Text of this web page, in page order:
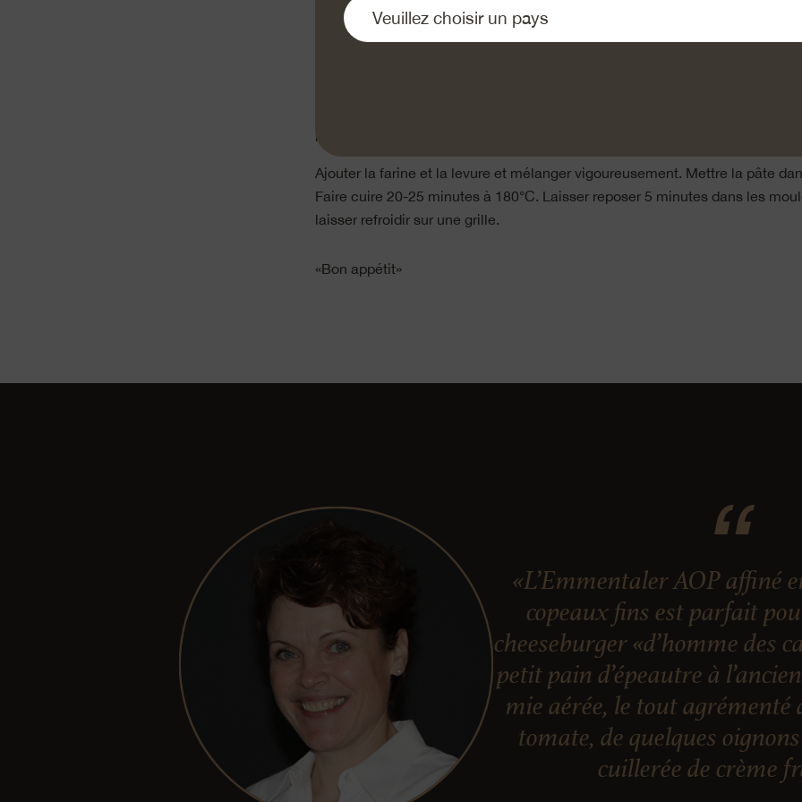
Beurrer généreusement la plaque à muffins ou la garnir de moules en papier.
les herbes et le fromage.
Ajouter la farine et la levure et mélanger vigoureusement. Mettre la pâte
Faire cuire 20-25 minutes à 180°C. Laisser reposer 5 minutes dans les
laisser refroidir sur une grille.
«Bon appétit»
«L’Emmentaler AOP affiné
copeaux fins est parfait
cheeseburger «d’homme des
petit pain d’épeautre à
mie aérée, le tout agrémenté
tomate, de quelques
cuillerée de crème